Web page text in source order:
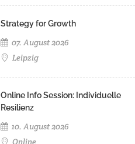
Strategy for Growth
07. August 2026
Leipzig
Online Info Session: Individuelle
Resilienz
10. August 2026
Online